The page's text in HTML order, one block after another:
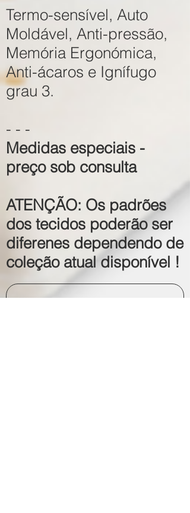
Termo-sensível, Auto
Moldável, Anti-pressão,
Memória Ergonómica,
Anti-ácaros e Ignífugo
grau 3.
- - -
Medidas especiais -
preço sob consulta
ATENÇÃO: Os padrões
dos tecidos poderão ser
diferenes dependendo de
coleção atual disponível !
Adicionar ao carrinho